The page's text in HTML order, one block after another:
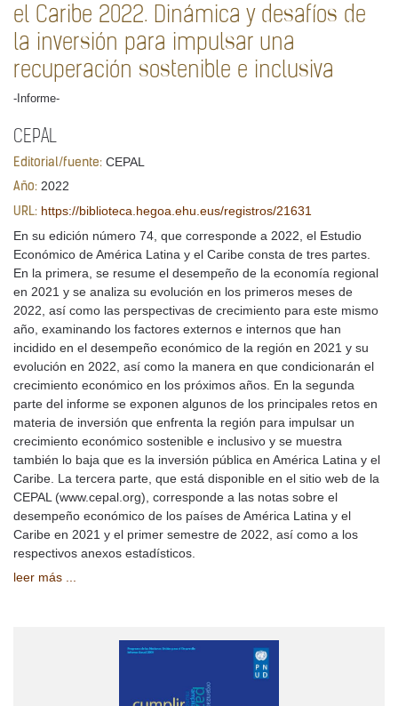
el Caribe 2022. Dinámica y desafíos de
la inversión para impulsar una
recuperación sostenible e inclusiva
-Informe-
CEPAL
Editorial/fuente: CEPAL
Año: 2022
URL: https://biblioteca.hegoa.ehu.eus/registros/21631
En su edición número 74, que corresponde a 2022, el Estudio
Económico de América Latina y el Caribe consta de tres partes.
En la primera, se resume el desempeño de la economía regional
en 2021 y se analiza su evolución en los primeros meses de
2022, así como las perspectivas de crecimiento para este mismo
año, examinando los factores externos e internos que han
incidido en el desempeño económico de la región en 2021 y su
evolución en 2022, así como la manera en que condicionarán el
crecimiento económico en los próximos años. En la segunda
parte del informe se exponen algunos de los principales retos en
materia de inversión que enfrenta la región para impulsar un
crecimiento económico sostenible e inclusivo y se muestra
también lo baja que es la inversión pública en América Latina y el
Caribe. La tercera parte, que está disponible en el sitio web de la
CEPAL (www.cepal.org), corresponde a las notas sobre el
desempeño económico de los países de América Latina y el
Caribe en 2021 y el primer semestre de 2022, así como a los
respectivos anexos estadísticos.
leer más ...